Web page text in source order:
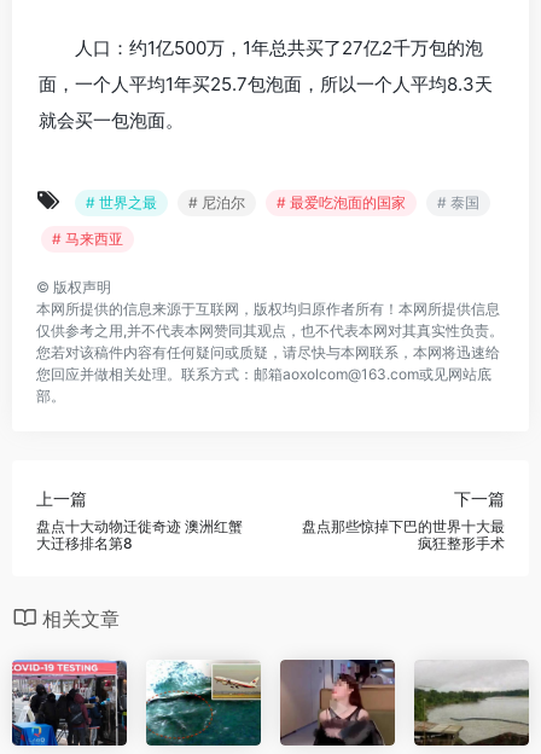
人口：约1亿500万，1年总共买了27亿2千万包的泡
面，一个人平均1年买25.7包泡面，所以一个人平均8.3天
就会买一包泡面。
# 世界之最 # 尼泊尔 # 最爱吃泡面的国家
# 泰国
# 马来西亚
© 版权声明
本网所提供的信息来源于互联网，版权均归原作者所有！本网所提供信息
仅供参考之用,并不代表本网赞同其观点，也不代表本网对其真实性负责。
您若对该稿件内容有任何疑问或质疑，请尽快与本网联系，本网将迅速给
您回应并做相关处理。联系方式：邮箱aoxolcom@163.com或见网站底
部。
上一篇
盘点十大动物迁徙奇迹 澳洲红蟹
大迁移排名第8
下一篇
盘点那些惊掉下巴的世界十大最
疯狂整形手术
相关文章